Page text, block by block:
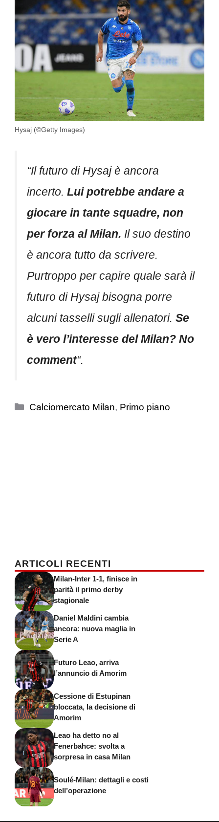
Hysaj (©Getty Images)
“Il futuro di Hysaj è ancora
incerto. Luipotrebbe andare a
giocare in tante squadre, non
per forza al Milan. Il suo destino
è ancora tutto da scrivere.
Purtroppo per capire quale sarà il
futuro di Hysaj bisogna porre
alcuni tasselli sugli allenatori. Se
è vero l’interesse del Milan? No
comment“.
Categorie
Calciomercato Milan, Primo piano
ARTICOLI RECENTI
Milan-Inter 1-1, finisce in
parità il primo derby
stagionale
Daniel Maldini cambia
ancora: nuova maglia in
Serie A
Futuro Leao, arriva
l’annuncio di Amorim
Cessione di Estupinan
bloccata, la decisione di
Amorim
Leao ha detto no al
Fenerbahce: svolta a
sorpresa in casa Milan
Soulé-Milan: dettagli e costi
dell’operazione